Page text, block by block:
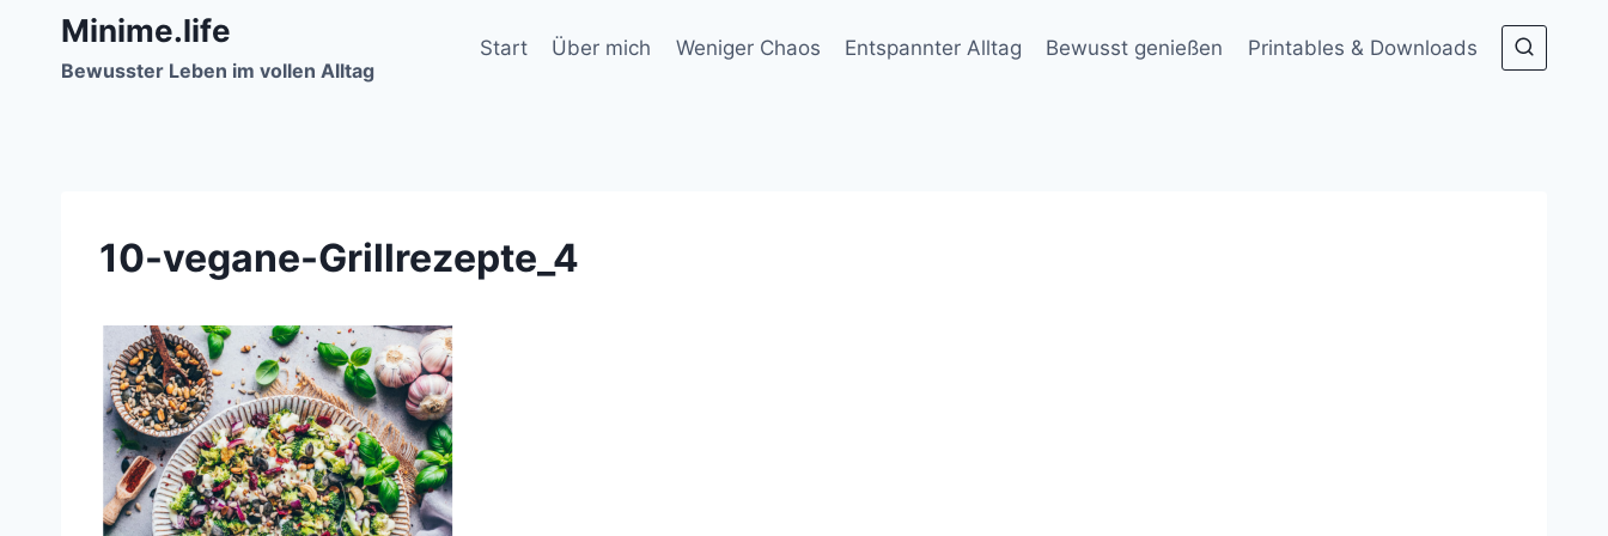
springen
Minime.life
Bewusster Leben im vollen Alltag
Start Über mich Weniger Chaos Entspannter Alltag Bewusst genießen Printables & Downloads
10-vegane-Grillrezepte_4